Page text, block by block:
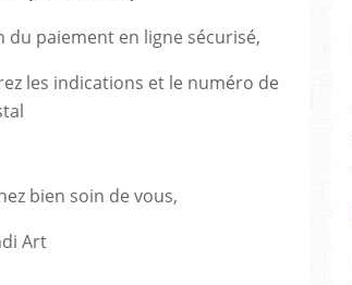
du paiement en ligne sécurisé,
les indications et le numéro de
bien soin de vous,
Art